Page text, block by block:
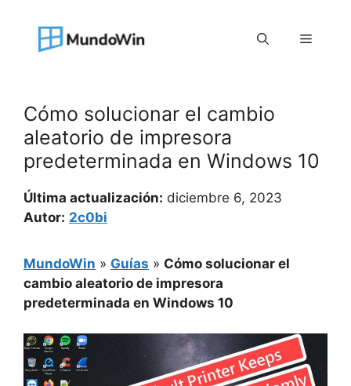
contenido
Menú
Cómo solucionar el cambio
aleatorio de impresora
predeterminada en Windows 10
Última actualización: diciembre 6, 2023
Autor: 2c0bi
MundoWin » Guías » Cómo solucionar el
cambio aleatorio de impresora
predeterminada en Windows 10